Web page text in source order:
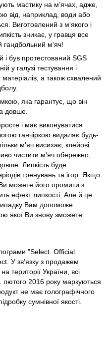
мастику на м’ячах, адже,
від, наприклад, води або
Виготовлений з м'якого і
зникає, у гравця все
гандбольний м'яч!
був протестований SGS
у галузі тестування і
матеріалів, а також схвалений
яка гарантує, що він
довше.
і має виконуватися
ганчіркою видаляє будь-
м'яч висихає, клейові
чистити м'яч обережно,
Липкість буде
тренувань та ігор. Якщо
можете його промити з
ефект липкості. Але й це
Вам допоможе
якої Ви знову зможете
"Select. Official
У зв’язку з продажем
території України, всі
лютого 2016 року маркуються
не має голографічного
сумнівної якості.